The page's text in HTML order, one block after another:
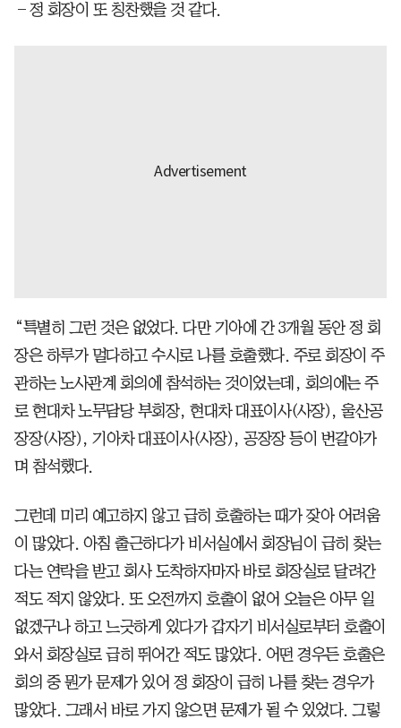
―정 회장이 또 칭찬했을 것 같다.
“특별히 그런 것은 없었다. 다만 기아에 간 3개월 동안 정 회
장은 하루가 멀다하고 수시로 나를 호출했다. 주로 회장이 주
관하는 노사관계 회의에 참석하는 것이었는데, 회의에는 주
로 현대차 노무담당 부회장, 현대차 대표이사(사장), 울산공
장장(사장), 기아차 대표이사(사장), 공장장 등이 번갈아가
며 참석했다.
그런데 미리 예고하지 않고 급히 호출하는 때가 잦아 어려움
이 많았다. 아침 출근하다가 비서실에서 회장님이 급히 찾는
다는 연락을 받고 회사 도착하자마자 바로 회장실로 달려간
적도 적지 않았다. 또 오전까지 호출이 없어 오늘은 아무 일
없겠구나 하고 느긋하게 있다가 갑자기 비서실로부터 호출이
와서 회장실로 급히 뛰어간 적도 많았다. 어떤 경우든 호출은
회의 중 뭔가 문제가 있어 정 회장이 급히 나를 찾는 경우가
많았다. 그래서 바로 가지 않으면 문제가 될 수 있었다. 그렇